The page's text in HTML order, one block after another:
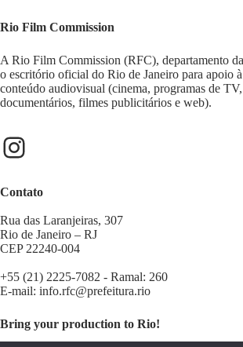
Rio Film Commission
A Rio Film Commission (RFC), departamento
o escritório oficial do Rio de Janeiro para apoio
conteúdo audiovisual (cinema, programas de TV,
documentários, filmes publicitários e web).
Instagram
Contato
Rua das Laranjeiras, 307
Rio de Janeiro – RJ
CEP 22240-004
+55 (21) 2225-7082 - Ramal: 260
E-mail: info.rfc@prefeitura.rio
Bring your production to Rio!